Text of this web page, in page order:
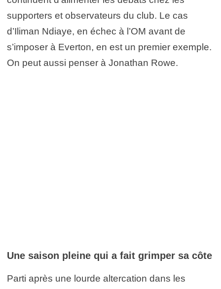
supporters et observateurs du club. Le cas
d’Iliman Ndiaye, en échec à l’OM avant de
s’imposer à Everton, en est un premier exemple.
On peut aussi penser à Jonathan Rowe.
Une saison pleine qui a fait grimper sa côte
Parti après une lourde altercation dans les